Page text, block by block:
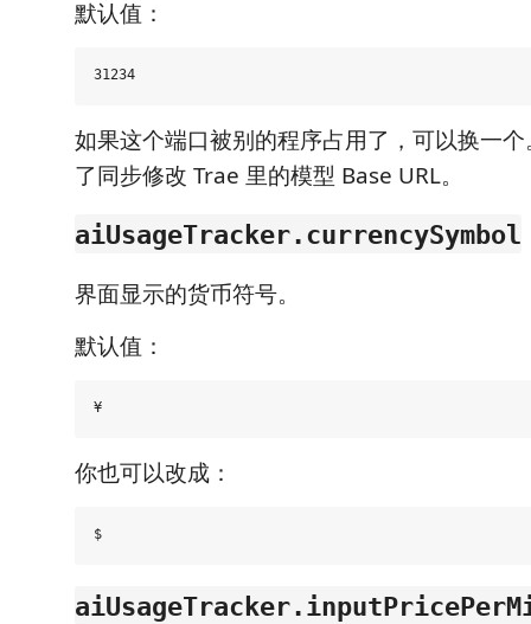
默认值：
如果这个端口被别的程序占用了，可以换一
了同步修改 Trae 里的模型 Base URL。
aiUsageTracker.currencySymbol
界面显示的货币符号。
默认值：
你也可以改成：